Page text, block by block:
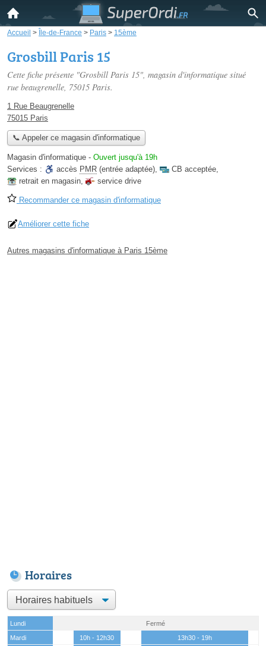
Accueil > Île-de-France > Paris > 15ème
Grosbill Paris 15
Cette fiche présente "Grosbill Paris 15", magasin d'informatique situé
rue beaugrenelle, 75015 Paris.
1 Rue Beaugrenelle
75015 Paris
📞 Appeler ce magasin d'informatique
Magasin d'informatique - Ouvert jusqu'à 19h
Services :
accès PMR (entrée adaptée), CB acceptée,
retrait en magasin, service drive
Recommander ce magasin d'informatique
Améliorer cette fiche
Autres magasins d'informatique à Paris 15ème
Horaires
Lundi
Fermé
Mardi
10h - 12h30
13h30 - 19h